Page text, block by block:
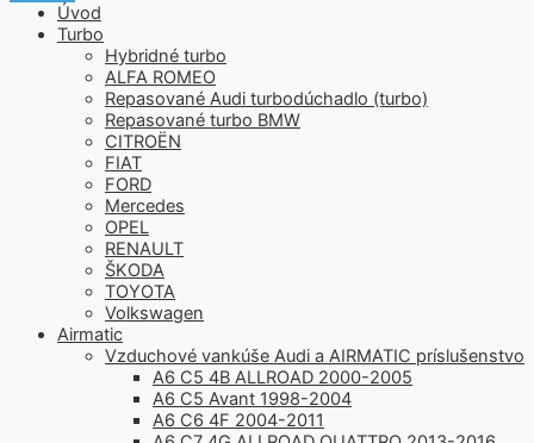
Úvod
Turbo
Hybridné turbo
ALFA ROMEO
Repasované Audi turbodúchadlo (turbo)
Repasované turbo BMW
CITROËN
FIAT
FORD
Mercedes
OPEL
RENAULT
ŠKODA
TOYOTA
Volkswagen
Airmatic
Vzduchové vankúše Audi a AIRMATIC príslušenstvo
A6 C5 4B ALLROAD 2000-2005
A6 C5 Avant 1998-2004
A6 C6 4F 2004-2011